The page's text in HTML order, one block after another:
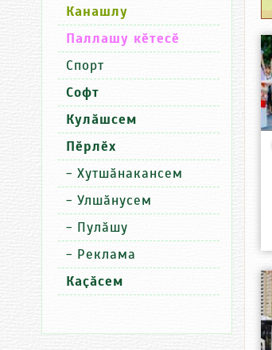
Канашлу
Паллашу кӗтесӗ
Спорт
Софт
Кулӑшсем
Пӗрлӗх
- Хутшӑнакансем
- Улшӑнусем
- Пулӑшу
- Реклама
Каҫӑсем